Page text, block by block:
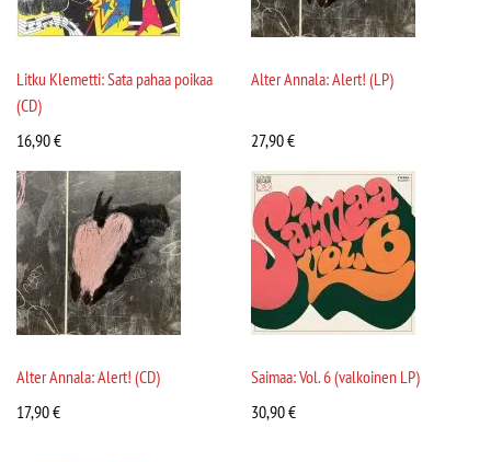
Litku Klemetti: Sata pahaa poikaa
(CD)
16,90€
Alter Annala: Alert! (LP)
27,90€
Alter Annala: Alert! (CD)
17,90€
Saimaa: Vol. 6 (valkoinen LP)
30,90€